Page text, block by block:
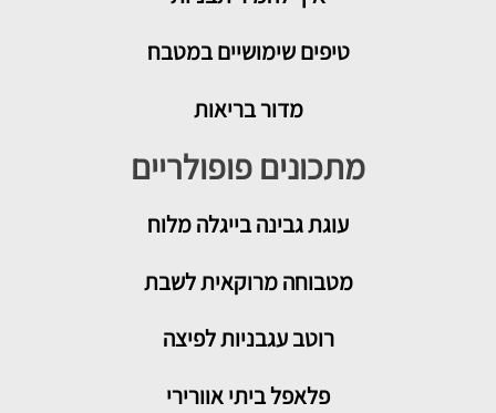
טיפים שימושיים במטבח
מדור בריאות
מתכונים פופולריים
עוגת גבינה בייגלה מלוח
מטבוחה מרוקאית לשבת
רוטב עגבניות לפיצה
פלאפל ביתי אוורירי